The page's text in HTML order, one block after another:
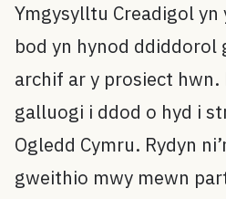
Ymgysylltu Creadigol yn
bod yn hynod ddiddorol
archif ar y prosiect hwn.
galluogi i ddod o hyd i
Ogledd Cymru. Rydyn
gweithio mwy mewn